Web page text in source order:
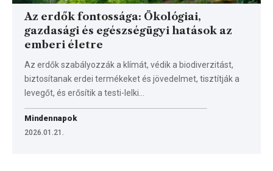
Az erdők fontossága: Ökológiai,
gazdasági és egészségügyi hatások az
emberi életre
Az erdők szabályozzák a klímát, védik a biodiverzitást,
biztosítanak erdei termékeket és jövedelmet, tisztítják a
levegőt, és erősítik a testi-lelki…
Mindennapok
2026.01.21.